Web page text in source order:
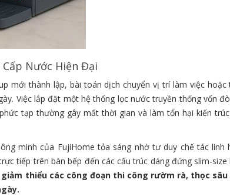
Nước Hiện Đại
mới thành lập, bài toán dịch chuyển vị trí làm việc hoặc
Việc lắp đặt một hệ thống lọc nước truyền thống vốn
tạp thường gây mất thời gian và làm tổn hại kiến
minh của FujiHome tỏa sáng nhờ tư duy chế tác linh
tiếp trên bàn bếp đến các cấu trúc dáng đứng slim-size
giảm thiểu các công đoạn thi công rườm rà, thọc